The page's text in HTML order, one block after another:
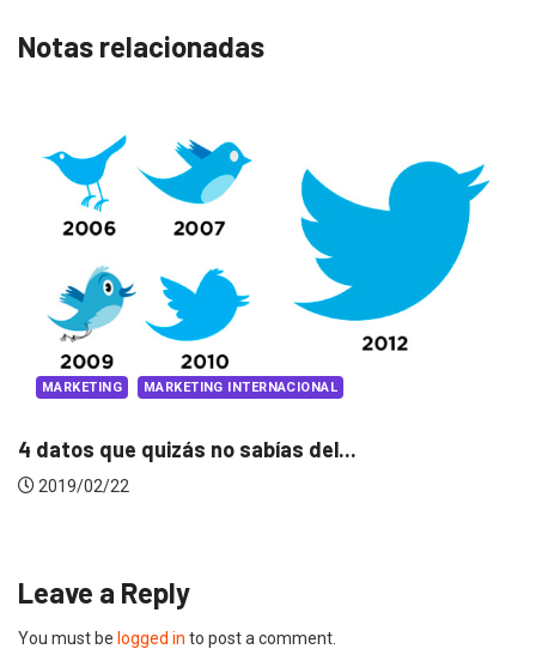
Notas relacionadas
PUBLICIDAD PUBLICIDAD LOCAL
La pizza de todxs: Pizza Hut y...
2018/12/20
Leave a Reply
You must be logged in to post a comment.